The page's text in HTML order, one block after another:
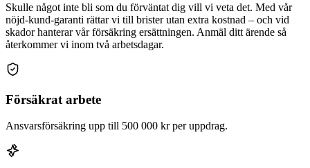
Skulle något inte bli som du förväntat dig vill vi veta det. Med vår
nöjd-kund-garanti rättar vi till brister utan extra kostnad – och vid
skador hanterar vår försäkring ersättningen. Anmäl ditt ärende så
återkommer vi inom två arbetsdagar.
Försäkrat arbete
Ansvarsförsäkring upp till 500 000 kr per uppdrag.